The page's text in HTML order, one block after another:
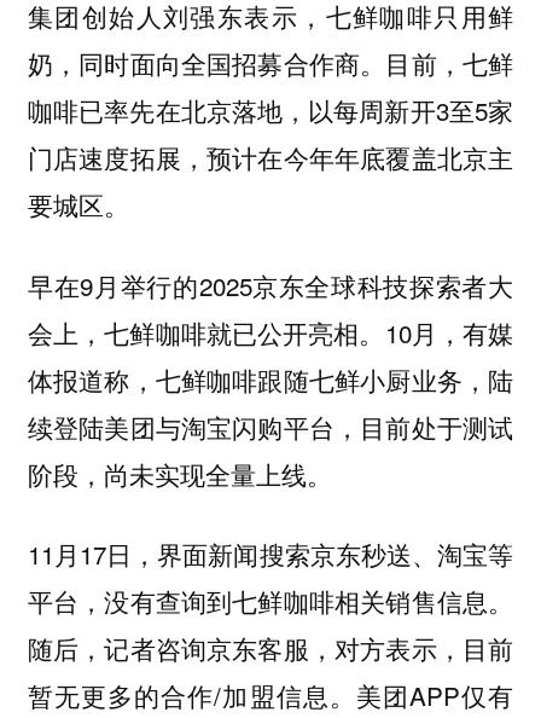
集团创始人刘强东表示，七鲜咖啡只用鲜
奶，同时面向全国招募合作商。目前，七鲜
咖啡已率先在北京落地，以每周新开3至5家
门店速度拓展，预计在今年年底覆盖北京主
要城区。
早在9月举行的2025京东全球科技探索者大
会上，七鲜咖啡就已公开亮相。10月，有媒
体报道称，七鲜咖啡跟随七鲜小厨业务，陆
续登陆美团与淘宝闪购平台，目前处于测试
阶段，尚未实现全量上线。
11月17日，界面新闻搜索京东秒送、淘宝等
平台，没有查询到七鲜咖啡相关销售信息。
随后，记者咨询京东客服，对方表示，目前
暂无更多的合作/加盟信息。美团APP仅有